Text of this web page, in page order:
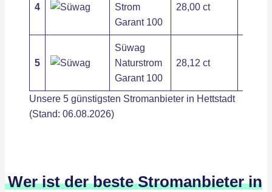
4
Strom
Garant 100
28,00 ct
5
Süwag
Naturstrom
Garant 100
28,12 ct
Unsere 5 günstigsten Stromanbieter in Hettstadt
(Stand: 06.08.2026)
Wer ist der beste Stromanbieter in